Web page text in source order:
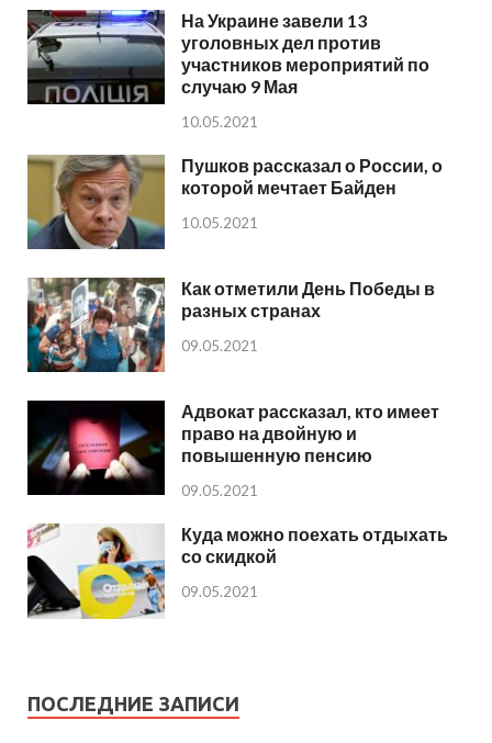
На Украине завели 13
уголовных дел против
участников мероприятий по
случаю 9 Мая
10.05.2021
Пушков рассказал о России, о
которой мечтает Байден
10.05.2021
Как отметили День Победы в
разных странах
09.05.2021
Адвокат рассказал, кто имеет
право на двойную и
повышенную пенсию
09.05.2021
Куда можно поехать отдыхать
со скидкой
09.05.2021
ПОСЛЕДНИЕ ЗАПИСИ